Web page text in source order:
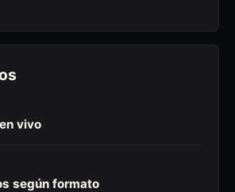
vivo
según formato